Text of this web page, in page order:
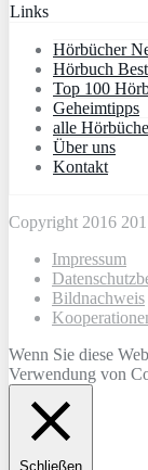
Links
Hörbücher
Hörbuch
Top 100
Geheimtipps
alle
Über uns
Kontakt
Copyright 2016
Impressum
Bildnachweis
Wenn Sie diese
Verwendung von
Schließen